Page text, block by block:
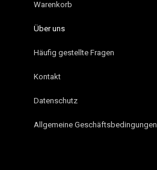
Warenkorb
Über uns
Häufig gestellte Fragen
Kontakt
Datenschutz
Allgemeine Geschäftsbedingungen